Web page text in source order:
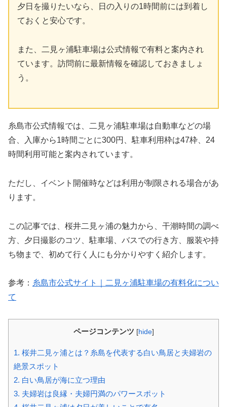
夕日を撮りたいなら、日の入りの1時間前には到着し
ておくと安心です。
また、二見ヶ浦駐車場は公式情報で有料と案内され
ています。訪問前に最新情報を確認しておきましょ
う。
糸島市公式情報では、二見ヶ浦駐車場は自動車などの場
合、入庫から1時間ごとに300円、駐車利用枠は47枠、24
時間利用可能と案内されています。
ただし、イベント開催時などは利用が制限される場合があ
ります。
この記事では、桜井二見ヶ浦の魅力から、干潮時間の調べ
方、夕日撮影のコツ、駐車場、バスでの行き方、服装や持
ち物まで、初めて行く人にも分かりやすく紹介します。
参考： 糸島市公式サイト｜二見ヶ浦駐車場の有料化につい
て
ページコンテンツ [hide]
1. 桜井二見ヶ浦とは？糸島を代表する白い鳥居と夫婦岩の
絶景スポット
2. 白い鳥居が海に立つ理由
3. 夫婦岩は良縁・夫婦円満のパワースポット